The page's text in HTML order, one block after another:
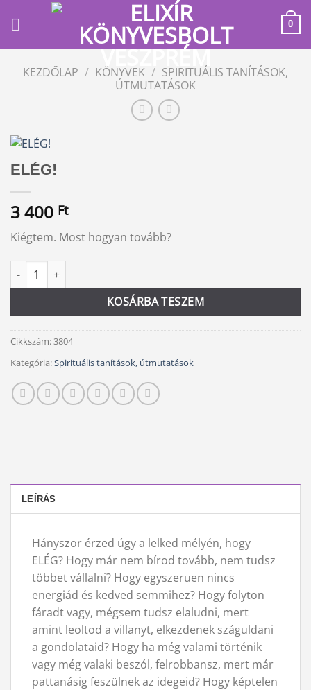
0
KEZDŐLAP / KÖNYVEK / SPIRITUÁLIS TANÍTÁSOK,
ÚTMUTATÁSOK
ELÉG!
3 400 Ft
Kiégtem. Most hogyan tovább?
ELÉG! mennyiség
KOSÁRBA TESZEM
Alternative:
Cikkszám:3804
Kategória:Spirituális tanítások, útmutatások
LEÍRÁS
Hányszor érzed úgy a lelked mélyén, hogy
ELÉG? Hogy már nem bírod tovább, nem tudsz
többet vállalni? Hogy egyszeruen nincs
energiád és kedved semmihez? Hogy folyton
fáradt vagy, mégsem tudsz elaludni, mert
amint leoltod a villanyt, elkezdenek száguldani
a gondolataid? Hogy ha még valami történik
vagy még valaki beszól, felrobbansz, mert már
pattanásig feszülnek az idegeid? Hogy képtelen